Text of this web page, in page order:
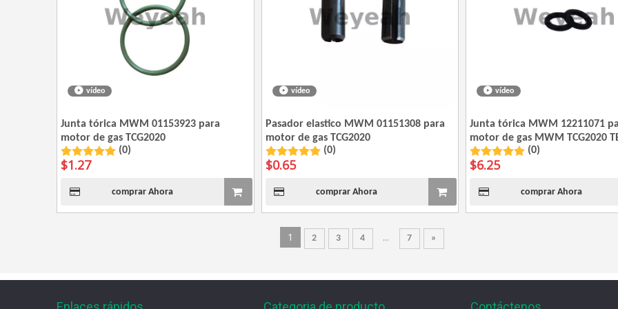
vídeo
Junta tórica MWM 01153923 para
motor de gas TCG2020
(0)
$1.27
comprar Ahora
vídeo
Pasador elastico MWM 01151308 para
motor de gas TCG2020
(0)
$0.65
comprar Ahora
vídeo
Junta tórica MWM 12211071
motor de gas MWM TCG2020
(0)
$6.25
comprar Ahora
1 2 3 4 ... 7 »